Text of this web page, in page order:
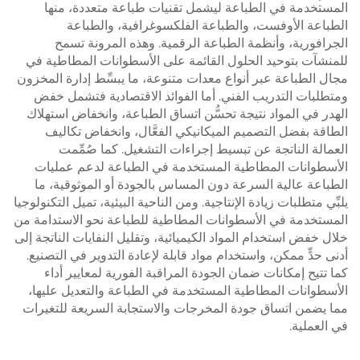
المستخدمة في الطباعة ليشمل تقنيات طباعة متعددة، منها
الطباعة الأوفست، والطباعة الفلكسوغرافية، والطباعة
الجرافورية، وأنظمة الطباعة الرقمية. وهذه المرونة تسمح
للمنشآت بتوحيد الحلول القائمة على الأسطوانات المطاطية في
مجال الطباعة عبر أنواع معدات متنوعة، ما يبسِّط إدارة المخزون
ومتطلبات التدريب الفني. أما الفوائد الاقتصادية فتشمل خفض
الهدر في المواد نتيجة تحسُّن اتساق الطباعة، وانخفاض استهلاك
الطاقة بفضل التصميم الميكانيكي الفعَّال، وانخفاض تكاليف
العمالة الناتجة عن تبسيط إجراءات التشغيل. كما صُمِّمت
الأسطوانات المطاطية المستخدمة في الطباعة لدعم عمليات
الطباعة عالية السرعة دون المساس بالجودة أو الموثوقية، ما
يلبِّي متطلبات زيادة الإنتاجية. ومن الناحية البيئية، تميل التكنولوجيا
المستخدمة في الأسطوانات المطاطية للطباعة نحو الاستدامة من
خلال خفض استخدام المواد الكيميائية، وتقليل النفايات الناتجة إلى
أدنى حدٍّ ممكن، واستخدام مواد قابلة لإعادة التدوير في التصنيع.
كما تتيح إمكانات ضمان الجودة المراقبة الفورية لمعايير أداء
الأسطوانات المطاطية المستخدمة في الطباعة والتعديل عليها،
مما يضمن اتساق جودة المخرجات والاستجابة السريعة للتغيرات
في العملية.